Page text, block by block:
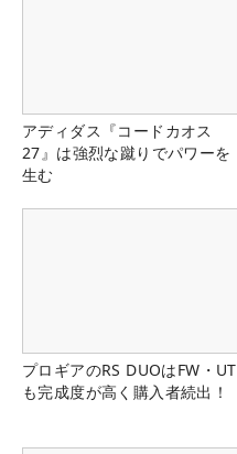
アディダス『コードカオス
27』は強烈な蹴りでパワーを
生む
プロギアのRS DUOはFW・UT
も完成度が高く購入者続出！